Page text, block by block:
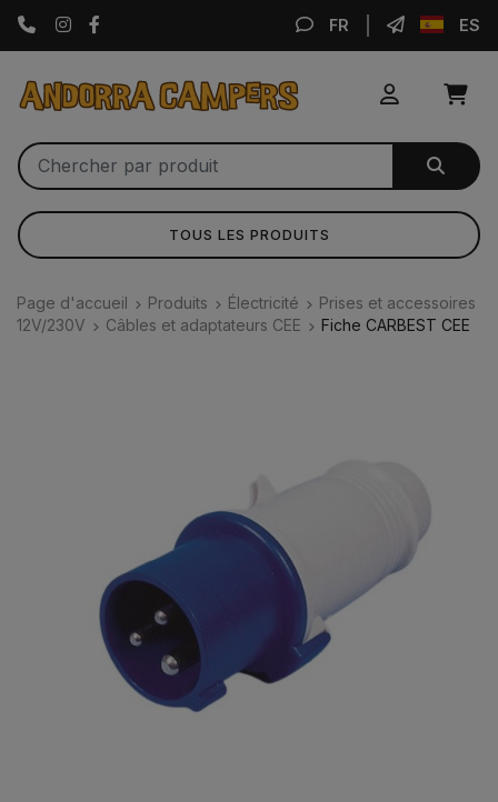
Instagram FR ES
TOUS LES PRODUITS
Page d'accueil Produits Électricité
Prises et accessoires
12V/230V
Câbles et adaptateurs CEE Fiche CARBEST CEE